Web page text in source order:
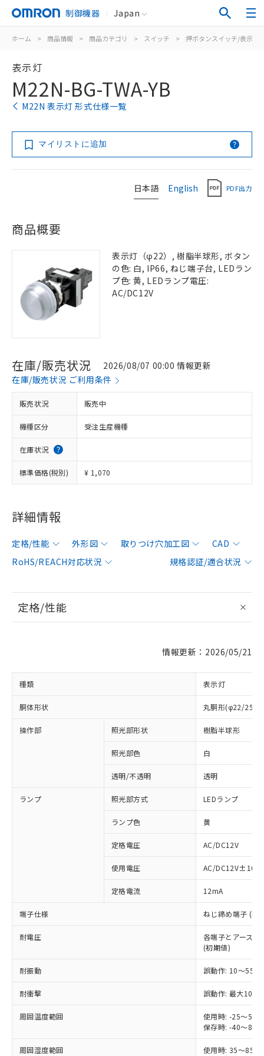
制御機器 Japan
ホーム > 商品情報 > 商品カテゴリ > スイッチ > 押ボタンスイッチ/表示灯
表示灯
M22N-BG-TWA-YB
M22N 表示灯 形式仕様一覧
マイリストに追加
日本語 English PDF出力
商品概要
表示灯（φ22）, 樹脂半球形, ボタン
の色: 白, IP66, ねじ端子台, LEDラン
プ色: 黄, LEDランプ電圧:
AC/DC12V
在庫/販売状況
2026/08/07 00:00 情報更新
在庫/販売状況 ご利用条件
販売状況 販売中
機種区分 受注生産機種
在庫状況
標準価格(税別) ¥ 1,070
詳細情報
定格/性能 外形図 取りつけ穴加工図
CAD
RoHS/REACH対応状況
規格認証/適合状況
定格/性能
情報更新：2026/05/21
種類 表示灯
胴体形状 丸胴形(φ22/
操作部 照光部形状 樹脂半球形
照光部色 白
透明/不透明 透明
ランプ 照光部方式 LEDランプ
ランプ色 黄
定格電圧 AC/DC12V
使用電圧 AC/DC12V±10%
定格電流 12mA
端子仕様 ねじ締め端子
耐電圧
各端子とアース
(初期値)
耐振動 誤動作: 10～
耐衝撃 誤動作: 最大
周囲温度範囲
使用時: -25～55℃
保存時: -40～80℃
周囲湿度範囲 使用時: 35～
以下の条件をお読みいただき、同意のうえ
本サービスは、当社制御機器事業取扱
商品の当社在庫状況および標準価格
(税抜)を提供させていただくもので
当社制御機器事業取扱商品の中には、
対応済み：EU RoHS指令（10物質）の
非含有に対応した製品が提供可能な商品で
対応予定：EU RoHS指令（10物質）の非含
有に対応した製品に切り替える予定のある
対応予定なし：EU RoHS指令（10物質）の
非含有に非対応の商品で、対応品を出す予
調査・確認中：EU RoHS指令（10物質）の
非含有の対応状況を調査中または確認中の
商品です。
非該当品：ライセンス料など無形物で、有
「○」：最大均質材料含有率が中国RoHSの
「×」：最大均質材料含有率が中国RoHSの